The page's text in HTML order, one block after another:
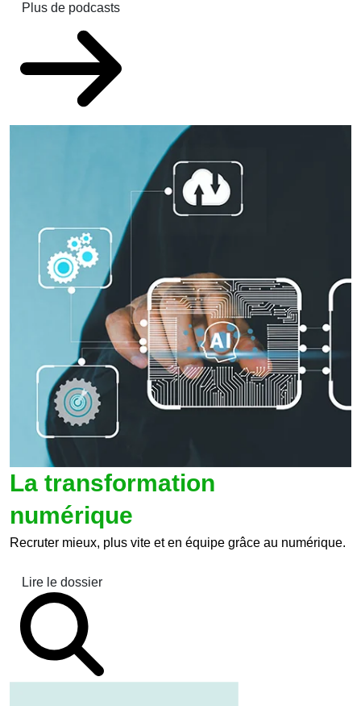
Plus de podcasts
La transformation
numérique
Recruter mieux, plus vite et en équipe grâce au numérique.
Lire le dossier